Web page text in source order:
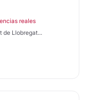
reales
de Llobregat...